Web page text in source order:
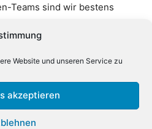
Website und unseren Service zu
akzeptieren
Teams sind wir bestens
weiter zu forcieren, sondern
Dienstleistungen für
Im Juli 2015 eröffneten wir
Standort in Lippstadt. Hier
unsere
Themen Arbeitsplatzlösungen,